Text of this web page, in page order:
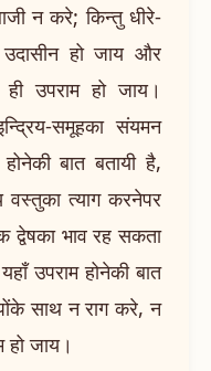
न करे; किन्तु धीरे-
उदासीन हो जाय और
उपराम हो जाय।
समूहका संयमन
बात बतायी है,
वस्तुका त्याग करनेपर
भाव रह सकता
उपराम होनेकी बात
साथ न राग करे, न
हो जाय।